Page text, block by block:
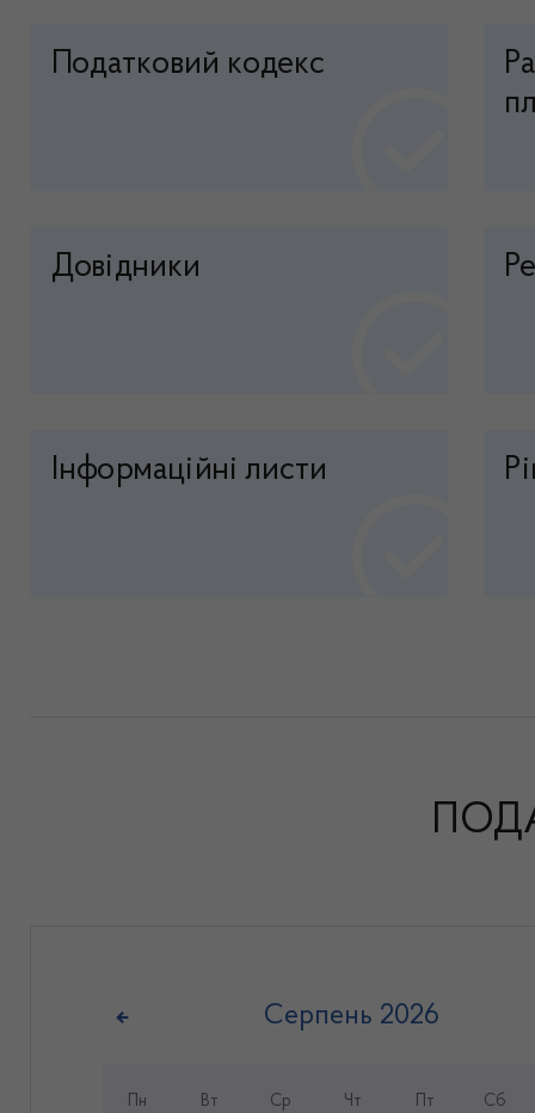
Податковий кодекс
Довідники
Інформаційні листи
Серпень 2026
Пн Вт Ср Чт Пт Сб